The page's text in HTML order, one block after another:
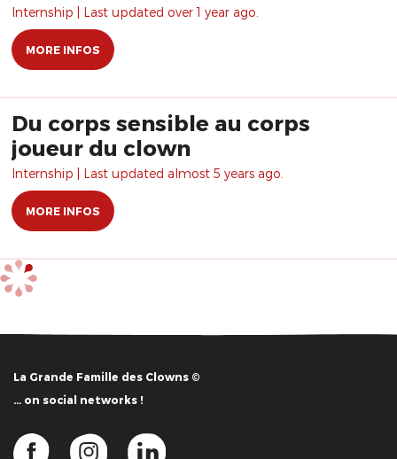
Internship | Last updated over 1 year ago.
MORE INFOS
Du corps sensible au corps
joueur du clown
Internship | Last updated almost 5 years ago.
MORE INFOS
La Grande Famille des Clowns ©
… on social networks !